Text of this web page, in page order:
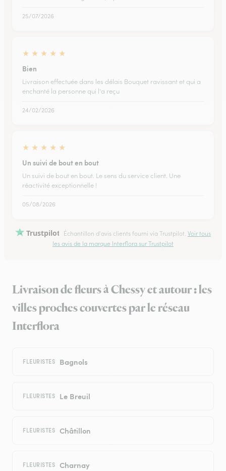
25/07/2026
★ ★ ★ ★ ★
Bien
Livraison effectuée dans les délais Bouquet ravissant et qui a
enchanté la personne qui l'a reçu
24/02/2026
★ ★ ★ ★ ★
Un suivi de bout en bout
Un suivi de bout en bout. Le sens du service client. Une
réactivité exceptionnelle !
05/08/2026
Trustpilot Échantillon d'avis clients fourni via Trustpilot. Voir tous
les avis de la marque Interflora sur Trustpilot
Livraison de fleurs à Chessy et autour : les
villes proches couvertes par le réseau
Interflora
FLEURISTES Bagnols
FLEURISTES Le Breuil
FLEURISTES Châtillon
FLEURISTES Charnay